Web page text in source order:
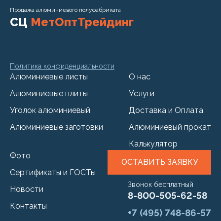
Продажа алюминиевого полуфабриката
СЦ МетОптТрейдинг
Политика конфиденциальности
Алюминиевые листы
Алюминиевые плиты
Уголок алюминиевый
Алюминиевые заготовки
О нас
Услуги
Доставка и Оплата
Алюминиевый прокат
Калькулятор
Фото
Сертификаты и ГОСТы
Новости
Контакты
ОСТАВИТЬ ЗАЯВКУ
Звонок бесплатный
8-800-505-62-58
+7 (495) 748-86-57